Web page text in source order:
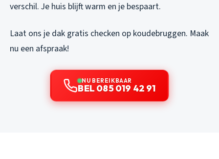
verschil. Je huis blijft warm en je bespaart.
Laat ons je dak gratis checken op koudebruggen. Maak
nu een afspraak!
NU BEREIKBAAR
BEL 085 019 42 91